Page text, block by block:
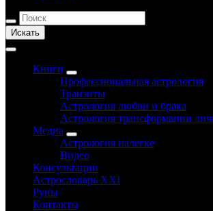
Искать
Книги
Профессиональная астрология
Транзиты
Астрология любви и брака
Астрология трансформации
Медиа
Астрология налегке
Видео
Консультации
Астрословарь XXI
Руны
Контакты